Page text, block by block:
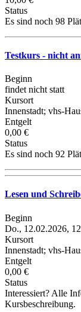
Status
Es sind noch 98
Testkurs - nicht
Beginn
findet nicht statt
Kursort
Innenstadt; vhs-
Entgelt
0,00 €
Status
Es sind noch 92
Lesen und
Beginn
Do., 12.02.2026,
Kursort
Innenstadt; vhs-
Entgelt
0,00 €
Status
Interessiert? Alle
Kursbeschreibung.